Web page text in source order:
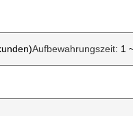
Aufbewahrungszeit: 1